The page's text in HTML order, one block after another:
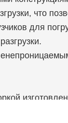
что
для